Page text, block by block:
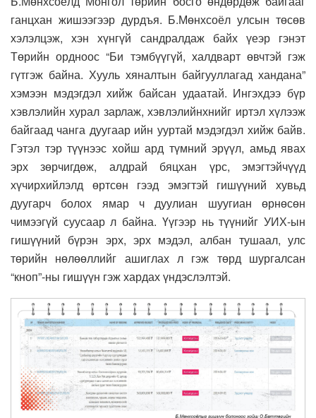
ганцхан жишээгээр дурдъя. Б.Мөнхсоёл улсын төсөв
хэлэлцэж, хэн хүнгүй сандралдаж байх үеэр гэнэт
Төрийн ордноос “Би тэмбүүгүй, халдварт өвчтэй гэж
гүтгэж байна. Хууль хяналтын байгууллагад хандана”
хэмээн мэдэгдэл хийж байсан удаатай. Ингэхдээ бүр
хэвлэлийн хурал зарлаж, хэвлэлийнхнийг иртэл хүлээж
байгаад чанга дуугаар ийн ууртай мэдэгдэл хийж байв.
Гэтэл тэр түүнээс хойш ард түмний эрүүл, амьд явах
эрх зөрчигдөж, алдрай бяцхан үрс, эмэгтэйчүүд
хүчирхийлэлд өртсөн гээд эмэгтэй гишүүний хувьд
дуугарч болох ямар ч дуулиан шуугиан өрнөсөн
чимээгүй суусаар л байна. Үүгээр нь түүнийг УИХ-ын
гишүүний бүрэн эрх, эрх мэдэл, албан тушаал, улс
төрийн нөлөөллийг ашиглах л гэж төрд шургалсан
“кноп”-ны гишүүн гэж хардах үндэслэлтэй.